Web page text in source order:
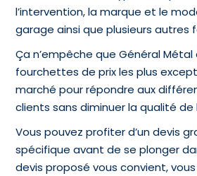
l’intervention, la marque et le
garage ainsi que plusieurs autres
Ça n’empêche que Général
fourchettes de prix les plus
marché pour répondre aux
clients sans diminuer la qualité
Vous pouvez profiter d’un devis
spécifique avant de se plonger
devis proposé vous convient,